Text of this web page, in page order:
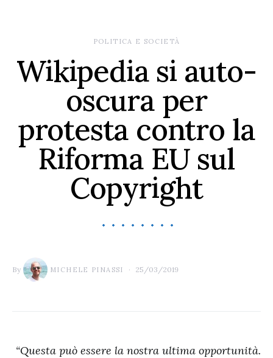
POLITICA E SOCIETÀ
Wikipedia si auto-
oscura per
protesta contro la
Riforma EU sul
Copyright
By MICHELE PINASSI 25/03/2019
“Questa può essere la nostra ultima opportunità.